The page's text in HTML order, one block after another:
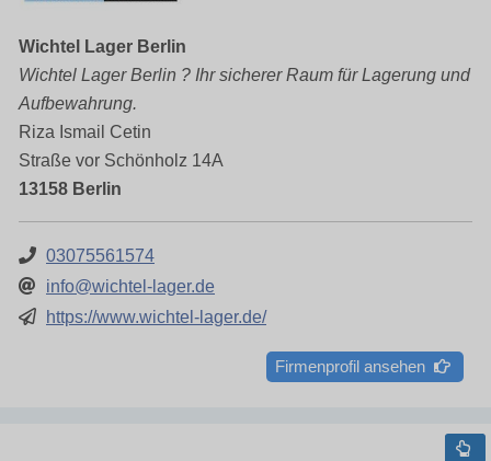
Wichtel Lager Berlin
Wichtel Lager Berlin ? Ihr sicherer Raum für Lagerung und
Aufbewahrung.
Riza Ismail Cetin
Straße vor Schönholz 14A
13158 Berlin
03075561574
info@wichtel-lager.de
https://www.wichtel-lager.de/
Firmenprofil ansehen